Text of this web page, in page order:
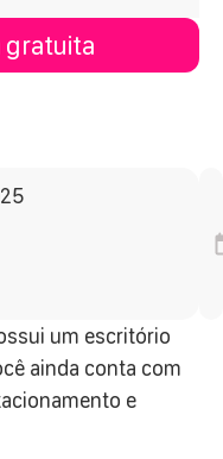
gratuita
um escritório
ainda conta com
e